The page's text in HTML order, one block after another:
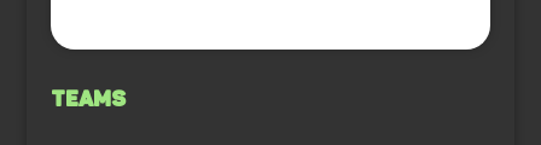
Teams